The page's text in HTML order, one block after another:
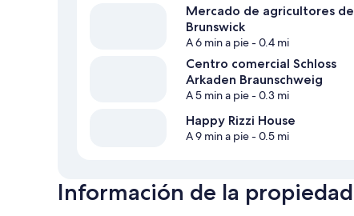
Mercado de agricultores de
Brunswick
A 6 min a pie- 0.4 mi
Centro comercial Schloss
Arkaden Braunschweig
A 5 min a pie- 0.3 mi
Happy Rizzi House
A 9 min a pie- 0.5 mi
Información de la propiedad